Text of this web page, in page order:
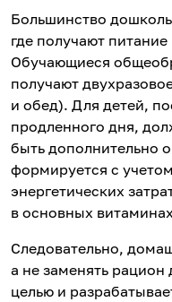
Большинство
где получают питание
Обучающиеся
получают
и обед). Для детей,
продленного дня,
быть дополнительно
формируется с
энергетических
в основных
Следовательно,
а не заменять рацион
целью и